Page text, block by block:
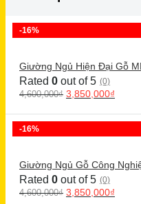
-16%
Giường Ngủ Hiện Đại Gỗ
Rated 0 out of 5 (0)
4,600,000₫ 3,850,000₫
-16%
Giường Ngủ Gỗ Công
Rated 0 out of 5 (0)
4,600,000₫ 3,850,000₫